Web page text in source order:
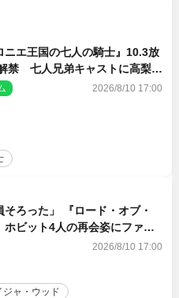
ニエ王国の七人の騎士』10.3放
禁 七人兄弟キャストに高梨謙
ら
2026/8/10 17:00
そろった」 『ロード・オブ・
ホビット4人の再会姿にファン
2026/8/10 17:00
ジャ・ウッド